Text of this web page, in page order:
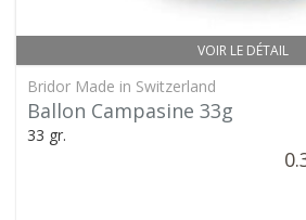
VOIR LE DÉTAIL
Bridor Made in Switzerland
Ballon Campasine 33g
33 gr.